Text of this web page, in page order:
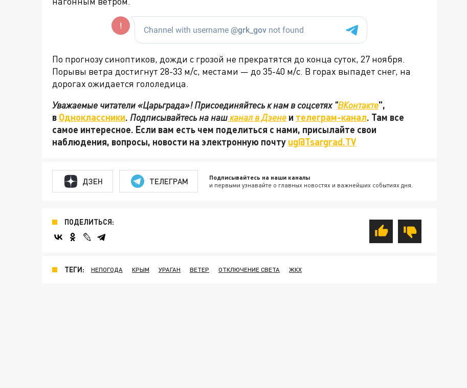
По прогнозу синоптиков, дожди с грозой не прекратятся до конца суток, 27 ноября.
Порывы ветра достигнут 28-33 м/с, местами — до 35-40 м/с. В горах выпадет снег, на
дорогах ожидается гололедица.
Уважаемые читатели «Царьграда»! Присоединяйтесь к нам в соцсетях "ВКонтакте",
в Одноклассники. Подписывайтесь на нашканал в Дзене и телеграм-канал. Там все
самое интересное. Если вам есть чем поделиться с нами, присылайте свои
наблюдения, вопросы, новости на электронную почту ug@Tsargrad.TV
ДЗЕН ТЕЛЕГРАМ Подписывайтесь на наши каналы
и первыми узнавайте о главных новостях и важнейших событиях дня.
ПОДЕЛИТЬСЯ:
ТЕГИ: НЕПОГОДА КРЫМ УРАГАН ВЕТЕР ОТКЛЮЧЕНИЕ СВЕТА ЖКХ